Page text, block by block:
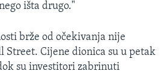
išta drugo."
brže od očekivanja nije
Street. Cijene dionica su u petak
su investitori zabrinuti